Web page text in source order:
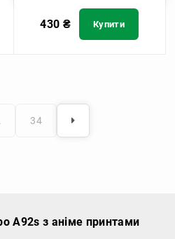
430 ₴ Купити
34
A92s з аніме принтами